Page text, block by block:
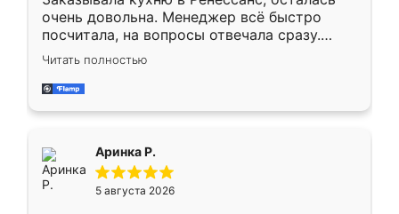
очень довольна. Менеджер всё быстро
посчитала, на вопросы отвечала сразу.
Замерщик приехал в субботу, подошёл к
делу со всей ответственностью. Собрали
за день, ребята работали аккуратно, даже
Читать полностью
Аринка Р.
5 августа 2026